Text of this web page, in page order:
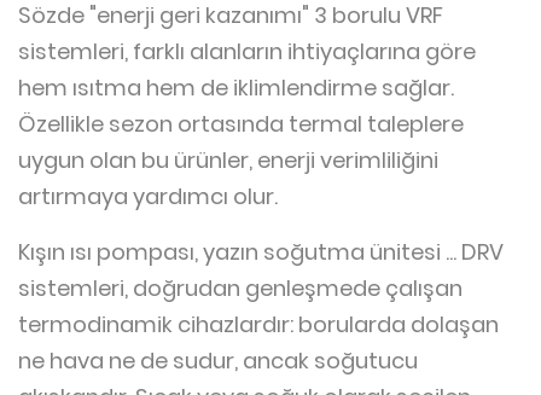
Sözde "enerji geri kazanımı" 3 borulu VRF
sistemleri, farklı alanların ihtiyaçlarına göre
hem ısıtma hem de iklimlendirme sağlar.
Özellikle sezon ortasında termal taleplere
uygun olan bu ürünler, enerji verimliliğini
artırmaya yardımcı olur.
Kışın ısı pompası, yazın soğutma ünitesi ... DRV
sistemleri, doğrudan genleşmede çalışan
termodinamik cihazlardır: borularda dolaşan
ne hava ne de sudur, ancak soğutucu